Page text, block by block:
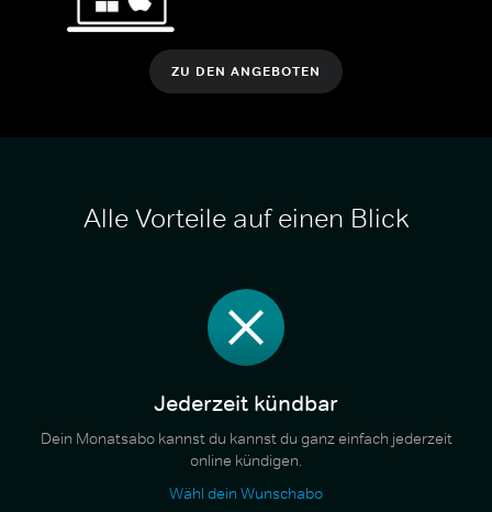
ZU DEN ANGEBOTEN
Alle Vorteile auf einen Blick
Jederzeit kündbar
Dein Monatsabo kannst du kannst du ganz einfach jederzeit
online kündigen.
Wähl dein Wunschabo